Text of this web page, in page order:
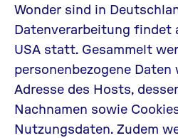
Wonder sind in
Datenverarbeitung findet
USA statt. Gesammelt
personenbezogene Daten
Adresse des Hosts,
Nachnamen sowie
Nutzungsdaten. Zudem